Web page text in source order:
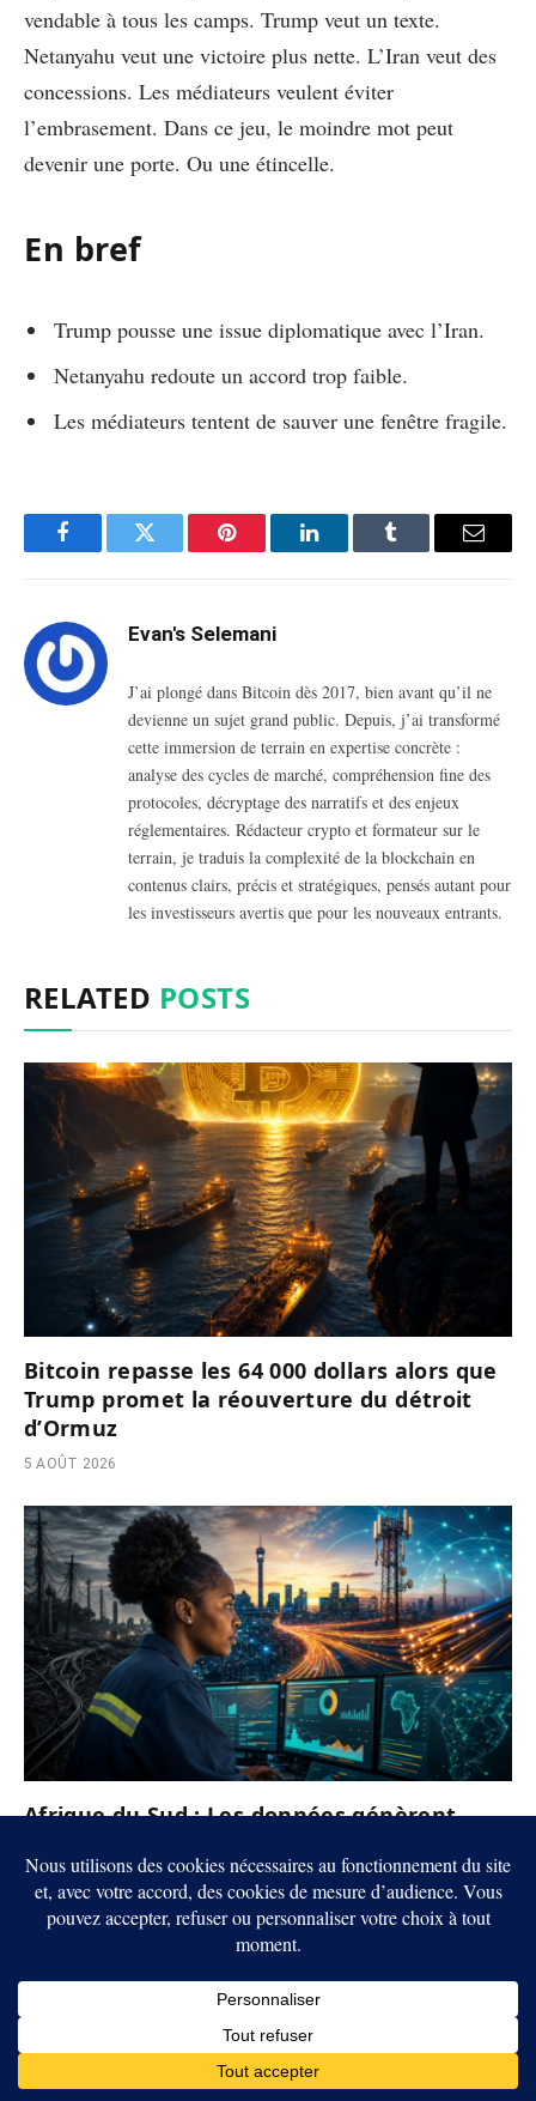
vendable à tous les camps. Trump veut un texte.
Netanyahu veut une victoire plus nette. L’Iran veut des
concessions. Les médiateurs veulent éviter
l’embrasement. Dans ce jeu, le moindre mot peut
devenir une porte. Ou une étincelle.
En bref
Trump pousse une issue diplomatique avec l’Iran.
Netanyahu redoute un accord trop faible.
Les médiateurs tentent de sauver une fenêtre fragile.
FacebookTwitter Pinterest LinkedInTumblr Email
Evan's Selemani
J’ai plongé dans Bitcoin dès 2017, bien avant qu’il ne
devienne un sujet grand public. Depuis, j’ai transformé
cette immersion de terrain en expertise concrète :
analyse des cycles de marché, compréhension fine des
protocoles, décryptage des narratifs et des enjeux
réglementaires. Rédacteur crypto et formateur sur le
terrain, je traduis la complexité de la blockchain en
contenus clairs, précis et stratégiques, pensés autant pour
les investisseurs avertis que pour les nouveaux entrants.
RELATED POSTS
Bitcoin repasse les 64 000 dollars alors que
Trump promet la réouverture du détroit
d’Ormuz
5 AOÛT 2026
Afrique du Sud : Les données génèrent